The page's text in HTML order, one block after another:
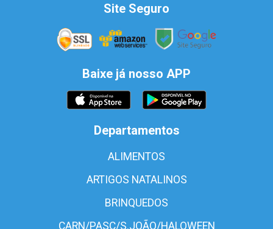
Site Seguro
Baixe já nosso APP
Departamentos
ALIMENTOS
ARTIGOS NATALINOS
BRINQUEDOS
CARN/PASC/S.JOÃO/HALOWEEN